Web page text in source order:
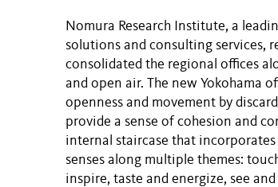
Nomura Research Institute, a
solutions and consulting services,
consolidated the regional offices
and open air. The new Yokohama
openness and movement by
provide a sense of cohesion and
internal staircase that
senses along multiple themes:
inspire, taste and energize, see